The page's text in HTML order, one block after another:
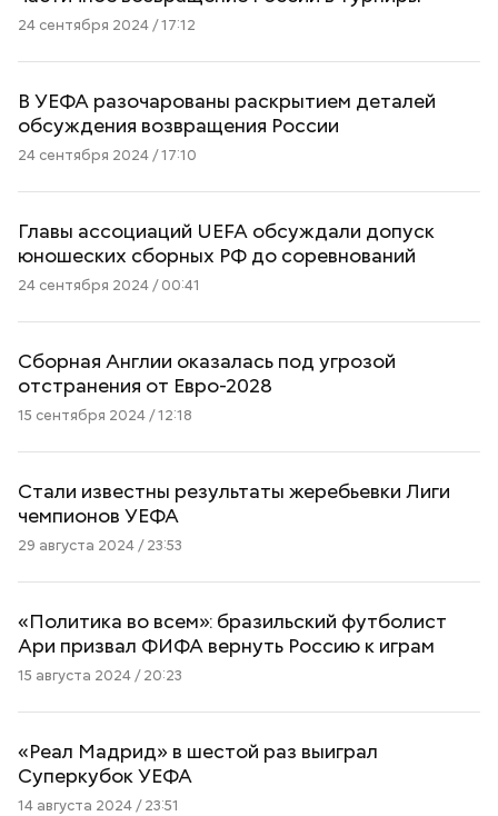
24 сентября 2024 / 17:12
В УЕФА разочарованы раскрытием деталей
обсуждения возвращения России
24 сентября 2024 / 17:10
Главы ассоциаций UEFA обсуждали допуск
юношеских сборных РФ до соревнований
24 сентября 2024 / 00:41
Сборная Англии оказалась под угрозой
отстранения от Евро-2028
15 сентября 2024 / 12:18
Стали известны результаты жеребьевки Лиги
чемпионов УЕФА
29 августа 2024 / 23:53
«Политика во всем»: бразильский футболист
Ари призвал ФИФА вернуть Россию к играм
15 августа 2024 / 20:23
«Реал Мадрид» в шестой раз выиграл
Суперкубок УЕФА
14 августа 2024 / 23:51